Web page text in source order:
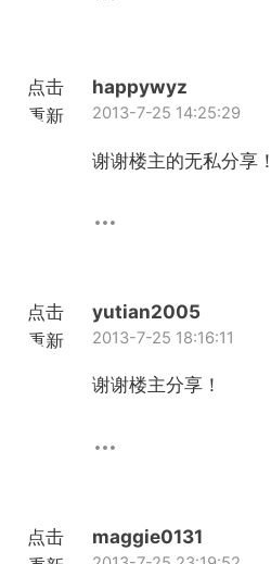
点击
重新
happywyz
2013-7-25 14:25:29
谢谢楼主的无私分享！
点击
重新
yutian2005
2013-7-25 18:16:11
谢谢楼主分享！
点击
maggie0131